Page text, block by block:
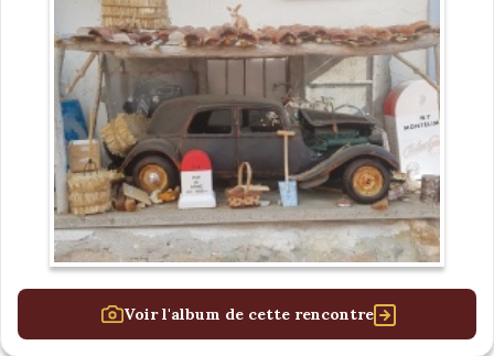
Voir l'album de cette rencontre